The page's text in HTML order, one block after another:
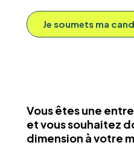
Je soumets ma
Vous êtes une
et vous souhaitez
dimension à votre